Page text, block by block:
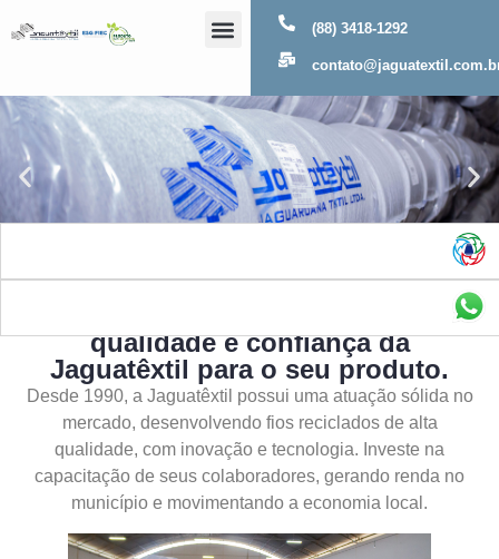
(88) 3418-1292
qualidade e confiança da
Jaguatêxtil para o seu produto.
Desde 1990, a Jaguatêxtil possui uma atuação sólida no
mercado, desenvolvendo fios reciclados de alta
qualidade, com inovação e tecnologia. Investe na
capacitação de seus colaboradores, gerando renda no
município e movimentando a economia local.